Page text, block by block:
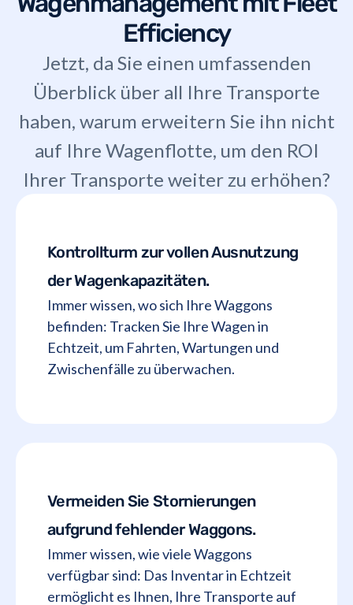
Efficiency
Jetzt, da Sie einen umfassenden
Überblick über all Ihre Transporte
haben, warum erweitern Sie ihn nicht
auf Ihre Wagenflotte, um den ROI
Ihrer Transporte weiter zu erhöhen?
Kontrollturm zur vollen Ausnutzung
der Wagenkapazitäten.
Immer wissen, wo sich Ihre Waggons
befinden: Tracken Sie Ihre Wagen in
Echtzeit, um Fahrten, Wartungen und
Zwischenfälle zu überwachen.
Vermeiden Sie Stornierungen
aufgrund fehlender Waggons.
Immer wissen, wie viele Waggons
verfügbar sind: Das Inventar in Echtzeit
ermöglicht es Ihnen, Ihre Transporte auf